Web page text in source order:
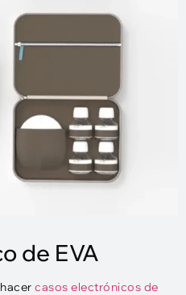
de EVA
casos electrónicos de